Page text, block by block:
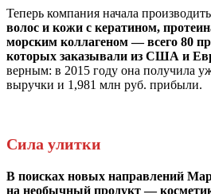
Теперь компания начала
волос и кожи с кератином,
морским коллагеном — всего 80
которых заказывали из США и
верным: в 2015 году она получила
выручки и 1,981 млн руб. прибыли.
Сила улитки
В поисках новых направлений
на необычный продукт —